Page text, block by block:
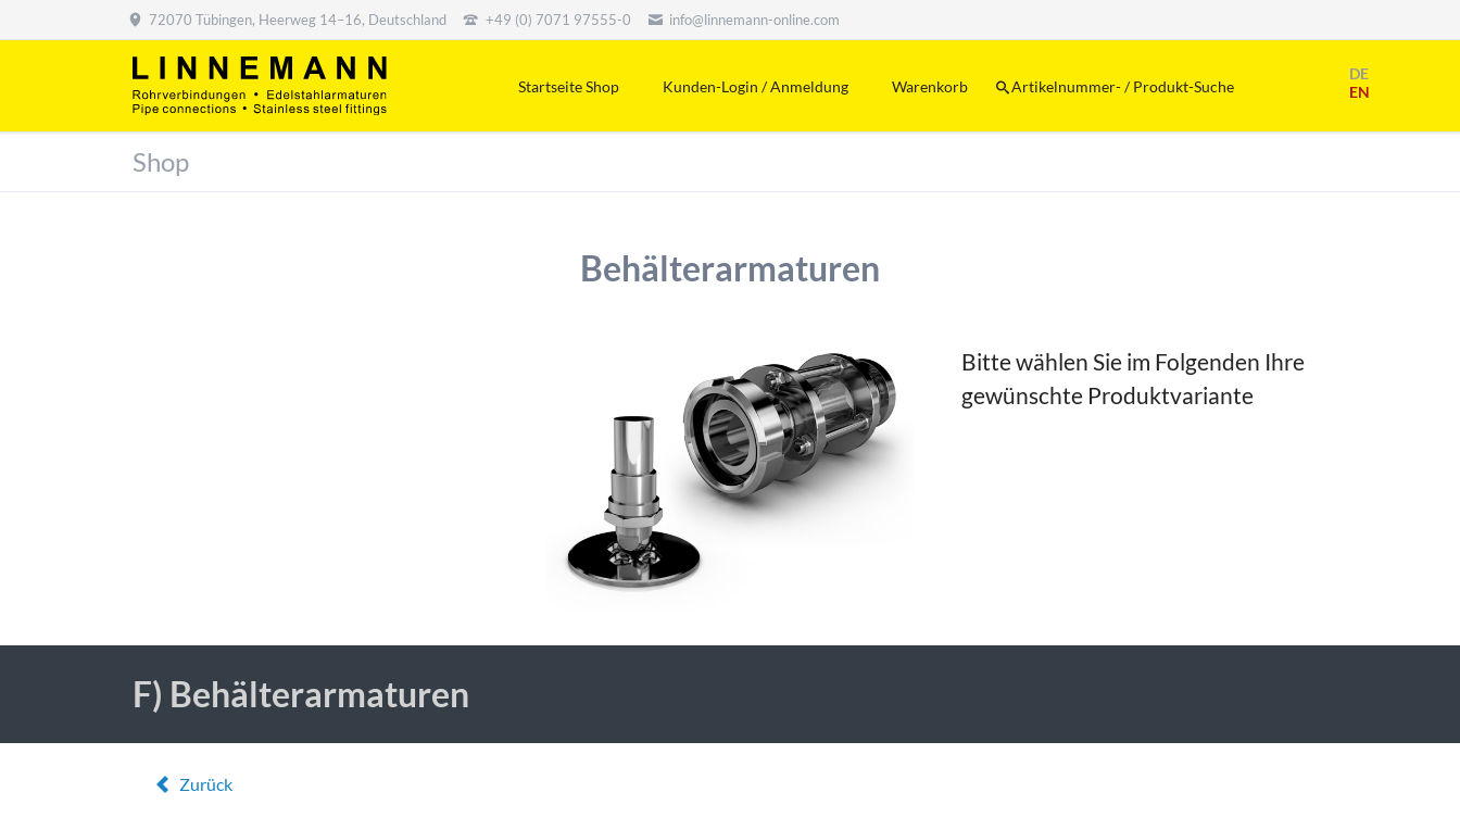
72070 Tübingen, Heerweg 14–16, Deutschland +49 (0) 7071 97555-0 info@linnemann-online.com
DE
EN
überspringen
Startseite Shop Kunden-Login / Anmeldung Warenkorb Artikelnummer- / Produkt-Suche
Shop
Behälterarmaturen
Bitte wählen Sie im Folgenden Ihre
gewünschte Produktvariante
F) Behälterarmaturen
Zurück